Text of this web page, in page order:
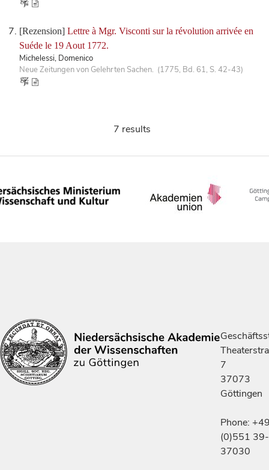
[Rezension] Lettre à Mgr. Visconti sur la révolution arrivée en
Suéde le 19 Aout 1772.
Michelessi, Domenico
Neue Zeitungen von Gelehrten Sachen. (1775, Bd. 61, S. 42-43)
7 results
7
37073
Göttingen
Phone:
(0)551 39-
37030